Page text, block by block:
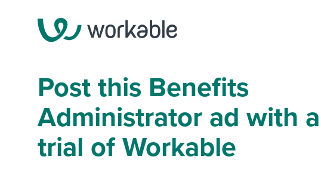
Post this Benefits
Administrator ad with
trial of Workable